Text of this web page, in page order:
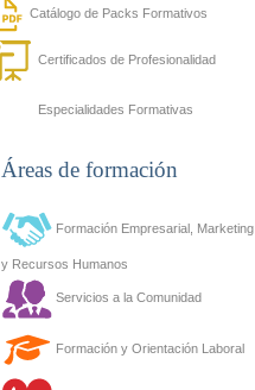
Catálogo de Packs Formativos
Certificados de Profesionalidad
Especialidades Formativas
Áreas de formación
Formación Empresarial, Marketing
y Recursos Humanos
Servicios a la Comunidad
Formación y Orientación Laboral